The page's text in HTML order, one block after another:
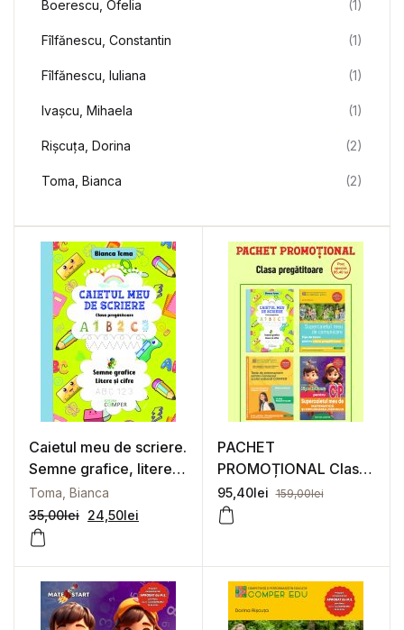
Caietul meu de scriere.
Semne grafice, litere
și cifre. Clasa
pregătitoare
Toma, Bianca
35,00lei 24,50lei
PACHET
PROMOȚIONAL Clasa
Pregătitoare
95,40lei 159,00lei
Boerescu, Ofelia (1)
Fîlfănescu, Constantin (1)
Fîlfănescu, Iuliana (1)
Ivașcu, Mihaela (1)
Rișcuța, Dorina (2)
Toma, Bianca (2)